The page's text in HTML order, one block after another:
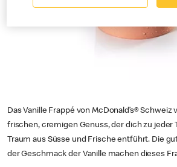
Das Vanille Frappé von McDonald’s®
frischen, cremigen Genuss, der dich zu jeder
Traum aus Süsse und Frische entführt. Die
der Geschmack der Vanille machen dieses